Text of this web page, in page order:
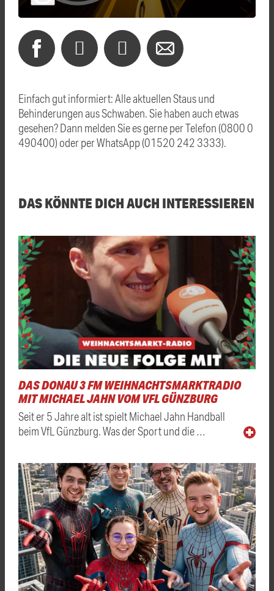
Einfach gut informiert: Alle aktuellen Staus und
Behinderungen aus Schwaben. Sie haben auch etwas
gesehen? Dann melden Sie es gerne per Telefon (0800 0
490400) oder per WhatsApp (01520 242 3333).
DAS KÖNNTE DICH AUCH INTERESSIEREN
DAS DONAU 3 FM WEIHNACHTSMARKTRADIO
MIT MICHAEL JAHN VOM VFL GÜNZBURG
Seit er 5 Jahre alt ist spielt Michael Jahn Handball
beim VfL Günzburg. Was der Sport und die …